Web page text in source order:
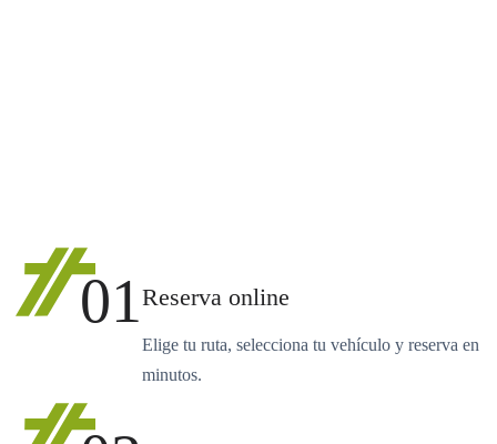
01Reserva online
Elige tu ruta, selecciona tu vehículo y reserva en
minutos.